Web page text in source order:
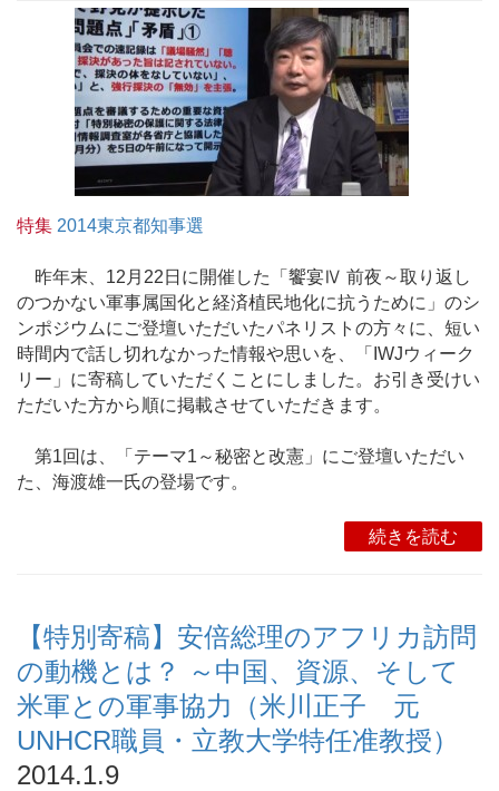
特集 2014東京都知事選
昨年末、12月22日に開催した「饗宴Ⅳ 前夜～取り返し
のつかない軍事属国化と経済植民地化に抗うために」のシ
ンポジウムにご登壇いただいたパネリストの方々に、短い
時間内で話し切れなかった情報や思いを、「IWJウィーク
リー」に寄稿していただくことにしました。お引き受けい
ただいた方から順に掲載させていただきます。
第1回は、「テーマ1～秘密と改憲」にご登壇いただい
た、海渡雄一氏の登場です。
続きを読む
【特別寄稿】安倍総理のアフリカ訪問
の動機とは？ ～中国、資源、そして
米軍との軍事協力（米川正子 元
UNHCR職員・立教大学特任准教授）
2014.1.9